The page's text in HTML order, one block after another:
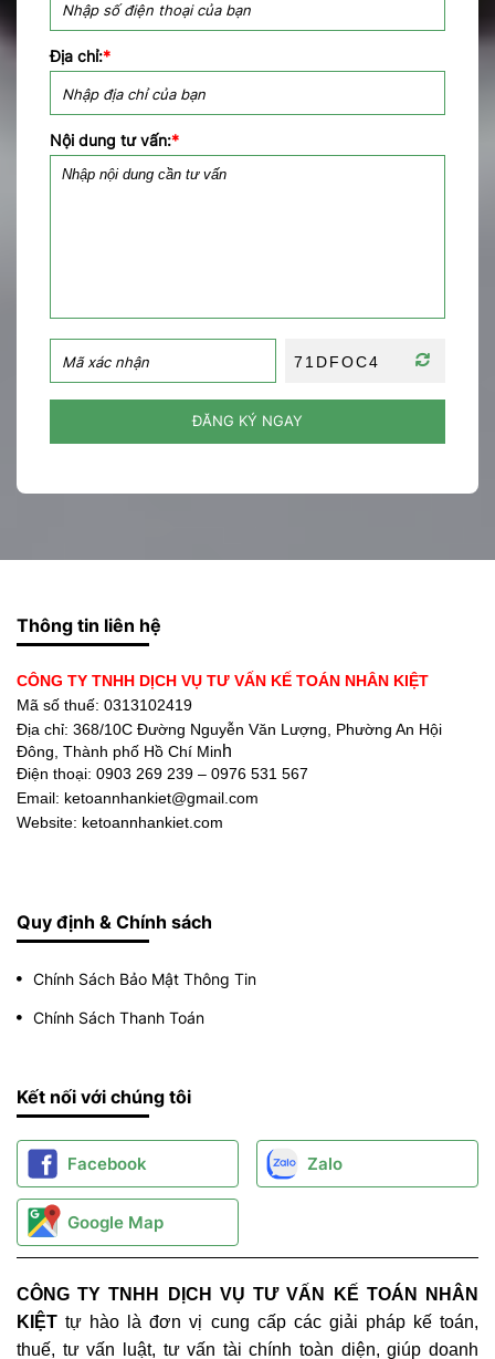
Địa chỉ:*
Nội dung tư vấn:*
ĐĂNG KÝ NGAY
Thông tin liên hệ
CÔNG TY TNHH DỊCH VỤ TƯ VẤN KẾ TOÁN NHÂN KIỆT
Mã số thuế: 0313102419
Địa chỉ: 368/10C Đường Nguyễn Văn Lượng, Phường An Hội
Đông, Thành phố Hồ Chí Minh
Điện thoại: 0903 269 239 – 0976 531 567
Email: ketoannhankiet@gmail.com
Website: ketoannhankiet.com
Quy định & Chính sách
Chính Sách Bảo Mật Thông Tin
Chính Sách Thanh Toán
Kết nối với chúng tôi
Facebook Zalo
Google Map
CÔNG TY TNHH DỊCH VỤ TƯ VẤN KẾ TOÁN NHÂN
KIỆT tự hào là đơn vị cung cấp các giải pháp kế toán,
thuế, tư vấn luật, tư vấn tài chính toàn diện, giúp doanh